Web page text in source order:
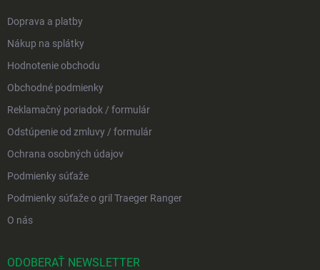
Doprava a platby
Nákup na splátky
Hodnotenie obchodu
Obchodné podmienky
Reklamačný poriadok / formulár
Odstúpenie od zmluvy / formulár
Ochrana osobných údajov
Podmienky súťaže
Podmienky súťaže o gril Traeger Ranger
O nás
ODOBERAŤ NEWSLETTER